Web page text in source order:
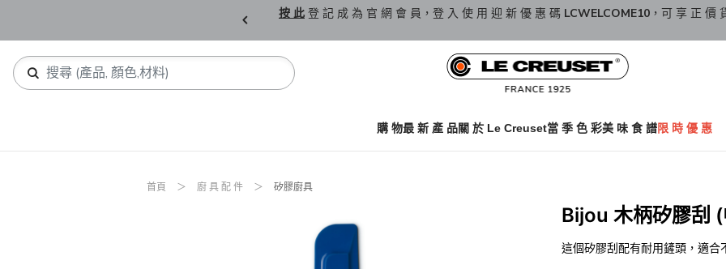
按 此 登 記 成 為 官 網 會 員，登 入 使 用 迎 新 優 惠 碼 LCWELCOME10 ，可 享 正 價
購 物最 新 產 品關 於 Le Creuset當 季 色 彩美 味 食 譜限 時 優 惠
首頁 廚 具 配 件 矽膠廚具
Bijou 木柄矽膠刮
這個矽膠刮配有耐用鏟頭，適合